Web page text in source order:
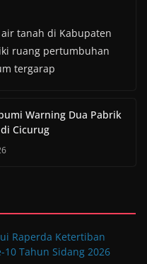
air tanah di Kabupaten
ruang pertumbuhan
tergarap
Warning Dua Pabrik
Cicurug
Raperda Ketertiban
Tahun Sidang 2026